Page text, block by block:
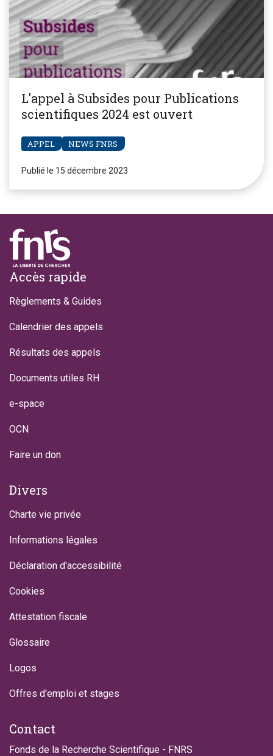
L'appel à Subsides pour Publications
scientifiques 2024 est ouvert
APPEL NEWS FNRS
Publié le 15 décembre 2023
Footer
Accès rapide
Règlements & Guides
Calendrier des appels
Résultats des appels
Documents utiles RH
e-space
OCN
Faire un don
Divers
Charte vie privée
Informations légales
Déclaration d'accessibilité
Cookies
Attestation fiscale
Glossaire
Logos
Offres d'emploi et stages
Contact
Fonds de la Recherche Scientifique - FNRS